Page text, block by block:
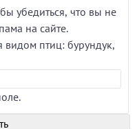
убедиться, что вы не
на сайте.
видом птиц: бурундук,